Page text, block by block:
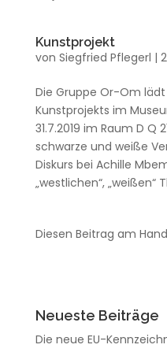
Kunstprojekt
von Siegfried Pflegerl |
Die Gruppe Or-Om
Kunstprojekts im
31.7.2019 im Raum D Q
schwarze und weiße
Diskurs bei Achille
„westlichen“, „weißen“
Diesen Beitrag am
Neueste Beiträge
Die neue EU-